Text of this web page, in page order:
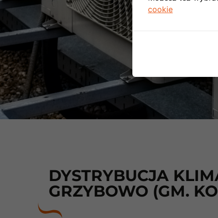
DYSTRYBUCJA
GRZYBOWO (GM.
cookie